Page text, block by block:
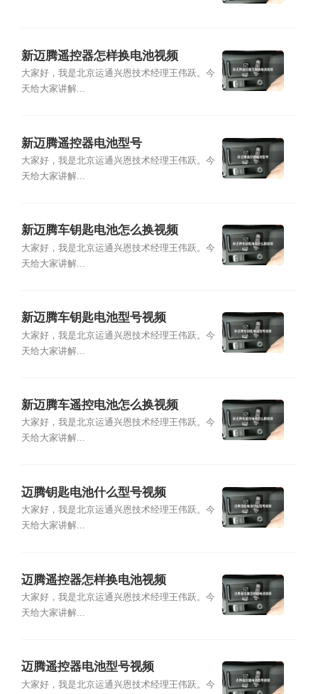
新迈腾遥控器怎样换电池视频
大家好，我是北京运通兴恩技术经理王伟跃。今
天给大家讲解...
新迈腾遥控器电池型号
大家好，我是北京运通兴恩技术经理王伟跃。今
天给大家讲解...
新迈腾车钥匙电池怎么换视频
大家好，我是北京运通兴恩技术经理王伟跃。今
天给大家讲解...
新迈腾车钥匙电池型号视频
大家好，我是北京运通兴恩技术经理王伟跃。今
天给大家讲解...
新迈腾车遥控电池怎么换视频
大家好，我是北京运通兴恩技术经理王伟跃。今
天给大家讲解...
迈腾钥匙电池什么型号视频
大家好，我是北京运通兴恩技术经理王伟跃。今
天给大家讲解...
迈腾遥控器怎样换电池视频
大家好，我是北京运通兴恩技术经理王伟跃。今
天给大家讲解...
迈腾遥控器电池型号视频
大家好，我是北京运通兴恩技术经理王伟跃。今